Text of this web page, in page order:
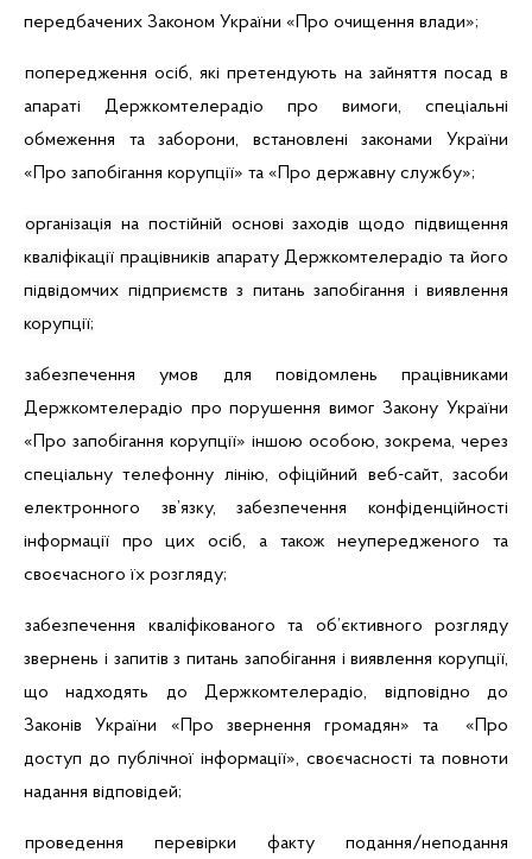
передбачених Законом України «Про очищення влади»;
попередження осіб, які претендують на зайняття посад в
апараті Держкомтелерадіо про вимоги, спеціальні
обмеження та заборони, встановлені законами України
«Про запобігання корупції» та «Про державну службу»;
організація на постійній основі заходів щодо підвищення
кваліфікації працівників апарату Держкомтелерадіо та його
підвідомчих підприємств з питань запобігання і виявлення
корупції;
забезпечення умов для повідомлень працівниками
Держкомтелерадіо про порушення вимог Закону України
«Про запобігання корупції» іншою особою, зокрема, через
спеціальну телефонну лінію, офіційний веб-сайт, засоби
електронного зв’язку, забезпечення конфіденційності
інформації про цих осіб, а також неупередженого та
своєчасного їх розгляду;
забезпечення кваліфікованого та об’єктивного розгляду
звернень і запитів з питань запобігання і виявлення корупції,
що надходять до Держкомтелерадіо, відповідно до
Законів України «Про звернення громадян» та «Про
доступ до публічної інформації», своєчасності та повноти
надання відповідей;
проведення перевірки факту подання/неподання